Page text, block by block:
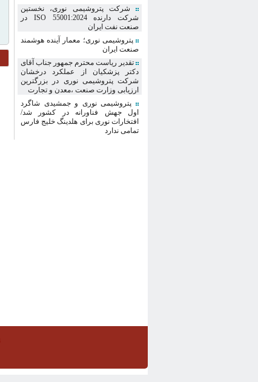
شرکت پتروشیمی نوری، نخستین
شرکت دارنده ISO 55001:2024 در
صنعت نفت ایران
پتروشیمی نوری؛ معمار آینده هوشمند
صنعت ایران
تقدیر ریاست محترم جمهور جناب آقای
دکتر پزشکیان از عملکرد درخشان
شرکت پتروشیمی نوری در بزرگترین
ارزیابی وزارت صنعت ،معدن و تجارت
پتروشیمی نوری و جمشیدی شاگرد
ا‌ول جهش فناورانه در کشور شد/
افتخارات نوری برای هلدینگ خلیج فارس
تمامی ندارد